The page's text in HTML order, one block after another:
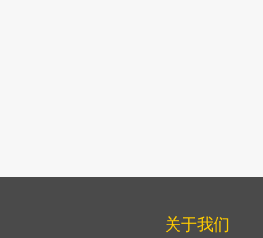
关于我们